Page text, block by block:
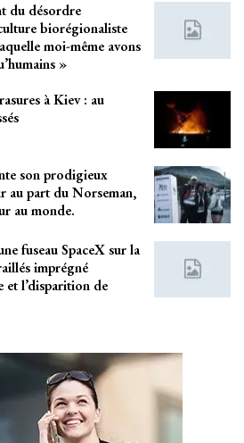
du désordre
biorégionaliste
moi-même avons
»
à Kiev : au
son prodigieux
au part du Norseman,
au monde.
fuseau SpaceX sur la
imprégné
et l’disparition de